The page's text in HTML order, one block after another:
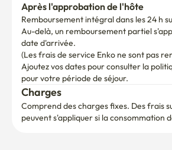
Après l'approbation de l'hôte
Remboursement intégral dans les 24 h
Au-delà, un remboursement partiel
date d'arrivée.
(Les frais de service Enko ne sont pas
Ajoutez vos dates pour consulter la
pour votre période de séjour.
Charges
Comprend des charges fixes. Des frais
peuvent s'appliquer si la consommation